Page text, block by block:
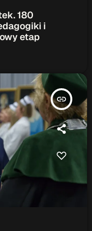
180
i
etap
insert_link